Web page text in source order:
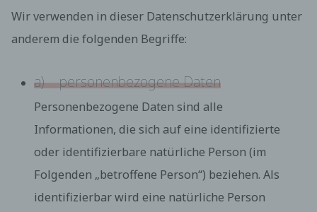
Wir verwenden in dieser Datenschutzerklärung unter
anderem die folgenden Begriffe:
a) personenbezogene Daten
Personenbezogene Daten sind alle
Informationen, die sich auf eine identifizierte
oder identifizierbare natürliche Person (im
Folgenden „betroffene Person“) beziehen. Als
identifizierbar wird eine natürliche Person